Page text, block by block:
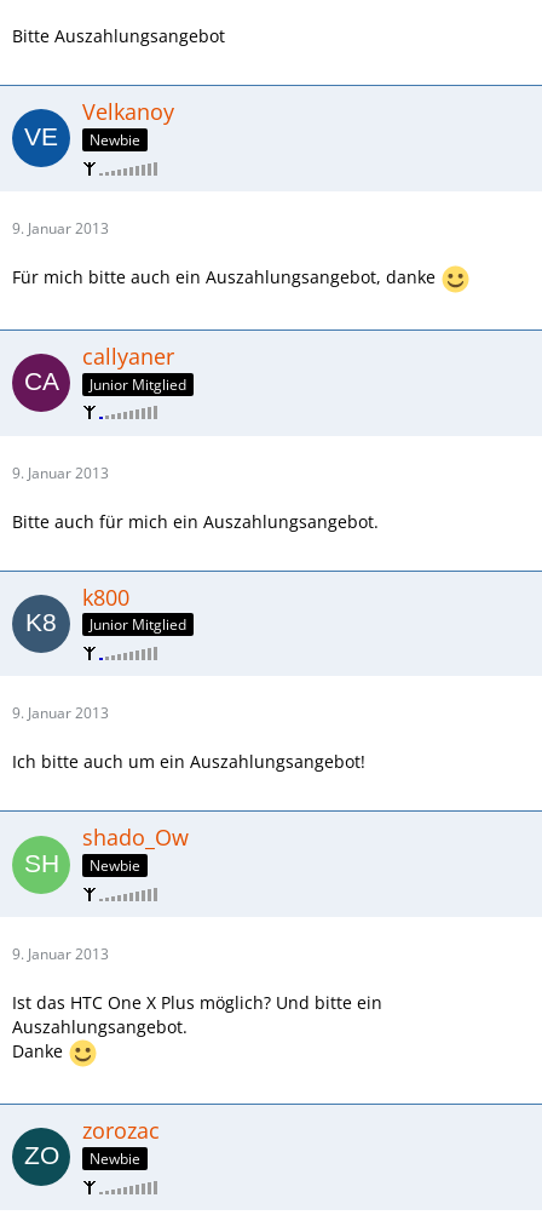
Bitte Auszahlungsangebot
Velkanoy
Newbie
9. Januar 2013
Für mich bitte auch ein Auszahlungsangebot, danke
callyaner
Junior Mitglied
9. Januar 2013
Bitte auch für mich ein Auszahlungsangebot.
k800
Junior Mitglied
9. Januar 2013
Ich bitte auch um ein Auszahlungsangebot!
shado_Ow
Newbie
9. Januar 2013
Ist das HTC One X Plus möglich? Und bitte ein
Auszahlungsangebot.
Danke
zorozac
Newbie